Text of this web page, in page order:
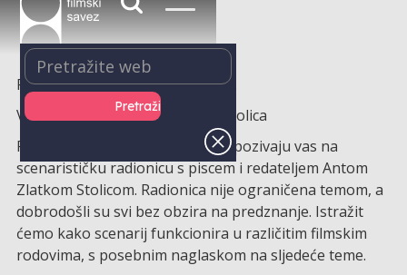
Prvi termin radionice: 2. 12. 2025.
Voditelj radionice: Ante Zlatko Stolica
Palunko i Hrvatski filmski savez pozivaju vas na
scenarističku radionicu s piscem i redateljem Antom
Zlatkom Stolicom. Radionica nije ograničena temom, a
dobrodošli su svi bez obzira na predznanje. Istražit
ćemo kako scenarij funkcionira u različitim filmskim
rodovima, s posebnim naglaskom na sljedeće teme.